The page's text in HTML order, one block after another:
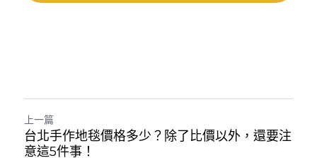
上一篇
台北手作地毯價格多少？除了比價以外，還要注
意這5件事！